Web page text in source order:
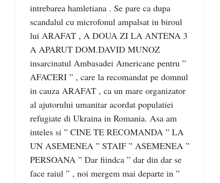
intrebarea hamletiana . Se pare ca dupa
scandalul cu microfonul ampalsat in biroul
lui ARAFAT , A DOUA ZI LA ANTENA 3
A APARUT DOM.DAVID MUNOZ
insarcinatul Ambasadei Americane pentru ”
AFACERI ” , care la recomandat pe domnul
in cauza ARAFAT , ca un mare organizator
al ajutorului umanitar acordat populatiei
refugiate di Ukraina in Romania. Asa am
inteles si ” CINE TE RECOMANDA ” LA
UN ASEMENEA ” STAIF ” ASEMENEA ”
PERSOANA ” Dar fiindca ” dar din dar se
face raiul ” , noi mergem mai departe in ”